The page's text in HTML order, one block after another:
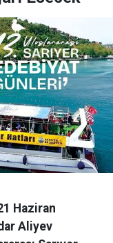
Haziran
Aliyev